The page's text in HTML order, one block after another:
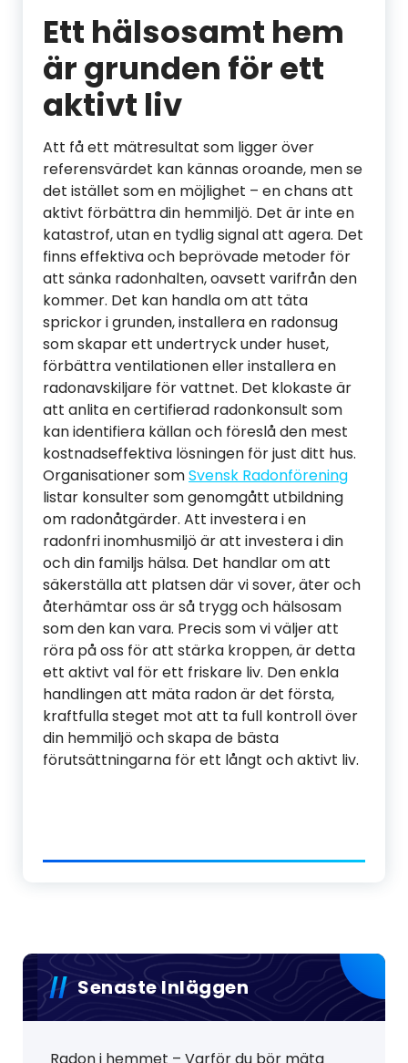
Ett hälsosamt hem
är grunden för ett
aktivt liv
Att få ett mätresultat som ligger över
referensvärdet kan kännas oroande, men se
det istället som en möjlighet – en chans att
aktivt förbättra din hemmiljö. Det är inte en
katastrof, utan en tydlig signal att agera. Det
finns effektiva och beprövade metoder för
att sänka radonhalten, oavsett varifrån den
kommer. Det kan handla om att täta
sprickor i grunden, installera en radonsug
som skapar ett undertryck under huset,
förbättra ventilationen eller installera en
radonavskiljare för vattnet. Det klokaste är
att anlita en certifierad radonkonsult som
kan identifiera källan och föreslå den mest
kostnadseffektiva lösningen för just ditt hus.
Organisationer somSvensk Radonförening
listar konsulter som genomgått utbildning
om radonåtgärder. Att investera i en
radonfri inomhusmiljö är att investera i din
och din familjs hälsa. Det handlar om att
säkerställa att platsen där vi sover, äter och
återhämtar oss är så trygg och hälsosam
som den kan vara. Precis som vi väljer att
röra på oss för att stärka kroppen, är detta
ett aktivt val för ett friskare liv. Den enkla
handlingen att mäta radon är det första,
kraftfulla steget mot att ta full kontroll över
din hemmiljö och skapa de bästa
förutsättningarna för ett långt och aktivt liv.
Senaste Inläggen